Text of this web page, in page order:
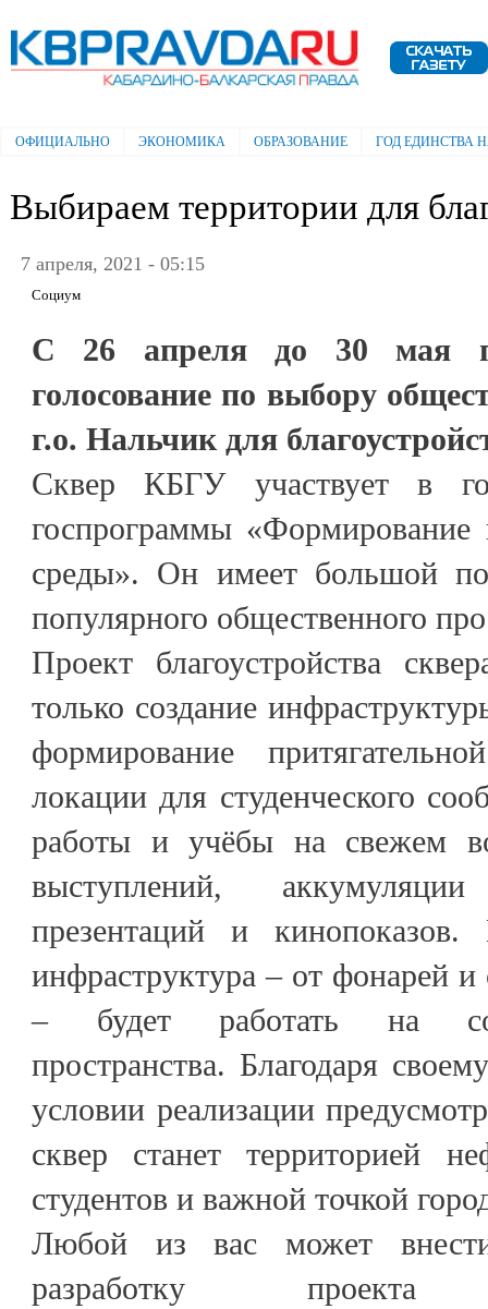
Электронная газета "Кабардино-
Балкарская правда"
Главное меню
ОФИЦИАЛЬНО ЭКОНОМИКА ОБРАЗОВАНИЕ ГОД ЕДИНСТВА
Выбираем территории для
7 апреля, 2021 - 05:15
Социум
С 26 апреля до 30 мая
голосование по выбору
г.о. Нальчик для
Сквер КБГУ участвует в
госпрограммы «Формирование
среды». Он имеет большой
популярного общественного
Проект благоустройства
только создание
формирование
локации для студенческого
работы и учёбы на свежем
выступлений,
презентаций и
инфраструктура – от фонарей и
– будет работать на
пространства. Благодаря
условии реализации
сквер станет территорией
студентов и важной точкой
Любой из вас может
разработку